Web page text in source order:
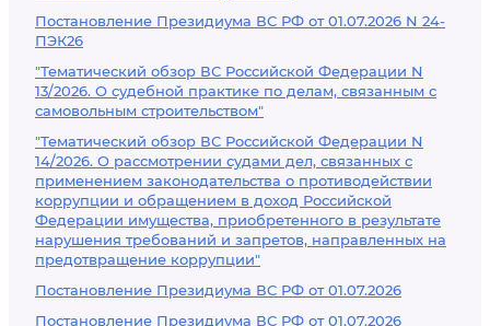
Постановление Президиума ВС РФ от 01.07.2026 N 24-
ПЭК26
"Тематический обзор ВС Российской Федерации N
13/2026. О судебной практике по делам, связанным с
самовольным строительством"
"Тематический обзор ВС Российской Федерации N
14/2026. О рассмотрении судами дел, связанных с
применением законодательства о противодействии
коррупции и обращением в доход Российской
Федерации имущества, приобретенного в результате
нарушения требований и запретов, направленных на
предотвращение коррупции"
Постановление Президиума ВС РФ от 01.07.2026
Постановление Президиума ВС РФ от 01.07.2026